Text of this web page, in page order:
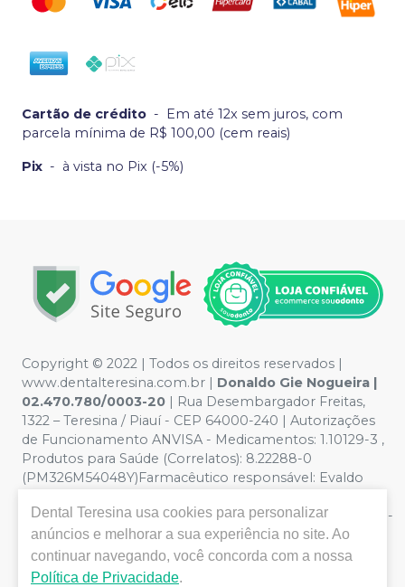
Cartão de crédito - Em até 12x sem juros, com
parcela mínima de R$ 100,00 (cem reais)
Pix - à vista no Pix (-5%)
Copyright © 2022 | Todos os direitos reservados |
www.dentalteresina.com.br | Donaldo Gie Nogueira |
02.470.780/0003-20 | Rua Desembargador Freitas,
1322 – Teresina / Piauí - CEP 64000-240 | Autorizações
de Funcionamento ANVISA - Medicamentos: 1.10129-3 ,
Produtos para Saúde (Correlatos): 8.22288-0
(PM326M54048Y)Farmacêutico responsável: Evaldo
Privacidade e Segurança - Fotos meramente ilustrativas -
Os preços e condições da loja virtual estão sujeitos a
alterações. Em caso de divergência de preços no site, o
valor válido é o do Carrinho de Compra. Não vendemos
Dental Teresina usa cookies para personalizar
anúncios e melhorar a sua experiência no site. Ao
continuar navegando, você concorda com a nossa
Política de Privacidade.